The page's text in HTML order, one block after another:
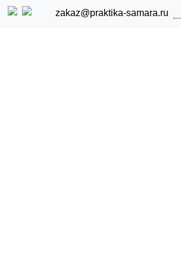
zakaz@praktika-samara.ru